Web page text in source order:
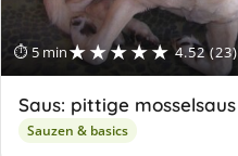
⏱ 5 min★★★★★ 4.52 (23)
Saus: pittige mosselsaus
Sauzen & basics